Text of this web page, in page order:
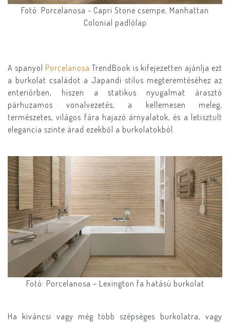
Fotó: Porcelanosa - Capri Stone csempe, Manhattan
Colonial padlólap
A spanyol Porcelanosa TrendBook is kifejezetten ajánlja ezt
a burkolat családot a Japandi stílus megteremtéséhez az
enteriőrben, hiszen a statikus nyugalmat árasztó
párhuzamos vonalvezetés, a kellemesen meleg,
természetes, világos fára hajazó árnyalatok, és a letisztult
elegancia szinte árad ezekből a burkolatokból.
Fotó: Porcelanosa – Lexington fa hatású burkolat
Ha kíváncsi vagy még több szépséges burkolatra, vagy